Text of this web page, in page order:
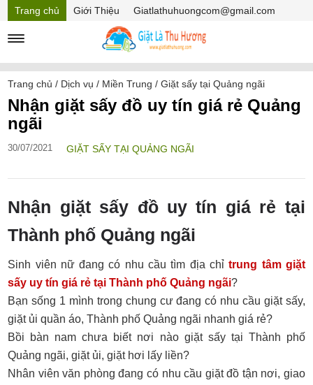
Trang chủ Giới Thiệu
Giatlathuhuongcom@gmail.com
Mã Giảm giá
Trang chủ / Dịch vụ / Miền Trung /Giặt sấy tại Quảng ngãi
Nhận giặt sấy đồ uy tín giá rẻ Quảng
ngãi
30/07/2021 GIẶT SẤY TẠI QUẢNG NGÃI
Nhận giặt sấy đồ uy tín giá rẻ tại
Thành phố Quảng ngãi
Sinh viên nữ đang có nhu cầu tìm địa chỉtrung tâm giặt
sấy uy tín giá rẻ tại Thành phố Quảng ngãi?
Bạn sống 1 mình trong chung cư đang có nhu cầu giặt sấy,
giặt ủi quần áo, Thành phố Quảng ngãi nhanh giá rẻ?
Bồi bàn nam chưa biết nơi nào giặt sấy tại Thành phố
Quảng ngãi, giặt ủi, giặt hơi lấy liền?
Nhân viên văn phòng đang có nhu cầu giặt đồ tận nơi, giao